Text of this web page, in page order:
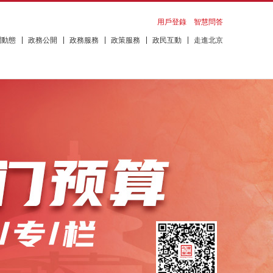
態 政務公開 政務服務 政策服務 政民互動 走進北京
用戶登錄 智慧問答